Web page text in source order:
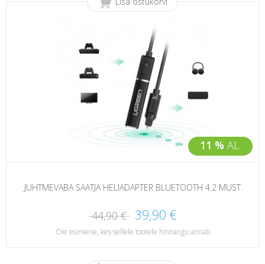
11 % AL.
JUHTMEVABA SAATJA HELIADAPTER BLUETOOTH 4.2 MUST
44,90 € 39,90 €
Ole esimene, kes sellele tootele hinnangu annab